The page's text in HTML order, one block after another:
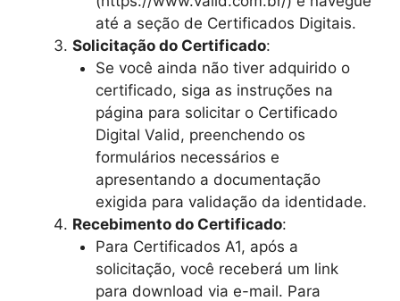
até a seção de Certificados Digitais.
Solicitação do Certificado:
Se você ainda não tiver adquirido o
certificado, siga as instruções na
página para solicitar o Certificado
Digital Valid, preenchendo os
formulários necessários e
apresentando a documentação
exigida para validação da identidade.
Recebimento do Certificado:
Para Certificados A1, após a
solicitação, você receberá um link
para download via e-mail. Para